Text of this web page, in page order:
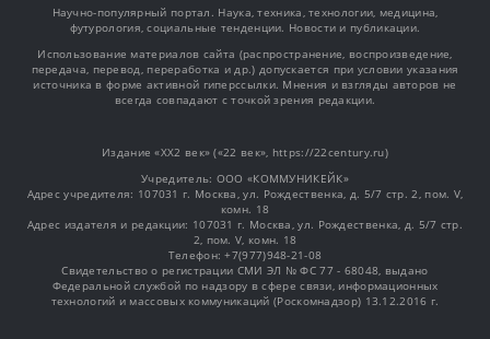
Научно-популярный портал. Наука, техника, технологии, медицина,
футурология, социальные тенденции. Новости и публикации.
Использование материалов сайта (распространение, воспроизведение,
передача, перевод, переработка и др.) допускается при условии указания
источника в форме активной гиперссылки. Мнения и взгляды авторов не
всегда совпадают с точкой зрения редакции.
Издание «XX2 век» («22 век», https://22century.ru)
Учредитель: OOO «КОММУНИКЕЙК»
Адрес учредителя: 107031 г. Москва, ул. Рождественка, д. 5/7 стр. 2, пом. V,
комн. 18
Адрес издателя и редакции: 107031 г. Москва, ул. Рождественка, д. 5/7 стр.
2, пом. V, комн. 18
Телефон: +7(977)948-21-08
Свидетельство о регистрации СМИ ЭЛ № ФС 77 - 68048, выдано
Федеральной службой по надзору в сфере связи, информационных
технологий и массовых коммуникаций (Роскомнадзор) 13.12.2016 г.